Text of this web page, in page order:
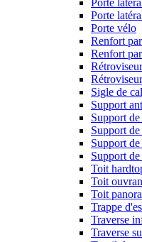
Porte
Porte
Porte vélo
Renfort
Renfort
Sigle de
Support
Support
Support
Support
Support
Toit
Toit
Toit
Trappe
Traverse
Traverse